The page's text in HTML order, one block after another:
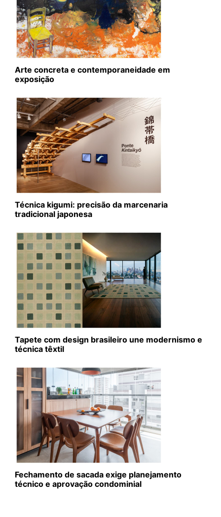
Arte concreta e contemporaneidade em
exposição
Técnica kigumi: precisão da marcenaria
tradicional japonesa
Tapete com design brasileiro une modernismo e
técnica têxtil
Fechamento de sacada exige planejamento
técnico e aprovação condominial